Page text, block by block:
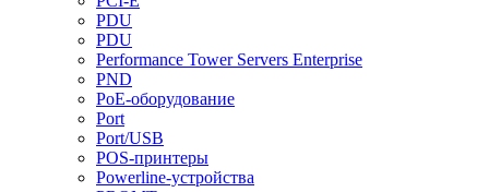
PDU
PDU
Performance Tower Servers Enterprise
PND
PoE-оборудование
Port
Port/USB
POS-принтеры
Powerline-устройства